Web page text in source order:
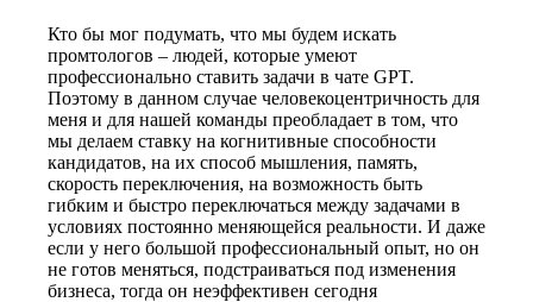
Кто бы мог подумать, что мы будем искать
промтологов – людей, которые умеют
профессионально ставить задачи в чате GPT.
Поэтому в данном случае человекоцентричность для
меня и для нашей команды преобладает в том, что
мы делаем ставку на когнитивные способности
кандидатов, на их способ мышления, память,
скорость переключения, на возможность быть
гибким и быстро переключаться между задачами в
условиях постоянно меняющейся реальности. И даже
если у него большой профессиональный опыт, но он
не готов меняться, подстраиваться под изменения
бизнеса, тогда он неэффективен сегодня